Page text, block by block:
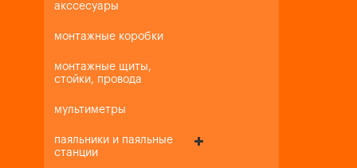
акссесуары
монтажные коробки
монтажные щиты,
стойки, провода
мультиметры
паяльники и паяльные
станции